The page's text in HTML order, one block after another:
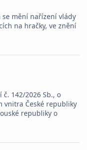
se mění nařízení vlády
na hračky, ve znění
142/2026 Sb., o
vnitra České republiky
republiky o